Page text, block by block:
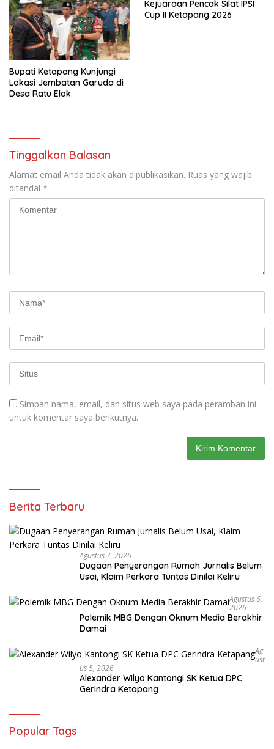
Bupati Ketapang Kunjungi
Lokasi Jembatan Garuda di
Desa Ratu Elok
Kejuaraan Pencak Silat IPSI
Cup II Ketapang 2026
Tinggalkan Balasan
Alamat email Anda tidak akan dipublikasikan. Ruas yang wajib
ditandai *
Simpan nama, email, dan situs web saya pada peramban ini
untuk komentar saya berikutnya.
Berita Terbaru
Agustus 7, 2026
Dugaan Penyerangan Rumah Jurnalis Belum
Usai, Klaim Perkara Tuntas Dinilai Keliru
Agustus 6,
2026
Polemik MBG Dengan Oknum Media Berakhir
Damai
Ag
Ust
Us 5, 2026
Alexander Wilyo Kantongi SK Ketua DPC
Gerindra Ketapang
Popular Tags